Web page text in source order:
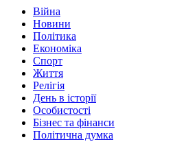
Війна
Новини
Політика
Економіка
Спорт
Життя
Релігія
День в історії
Особистості
Бізнес та фінанси
Політична думка